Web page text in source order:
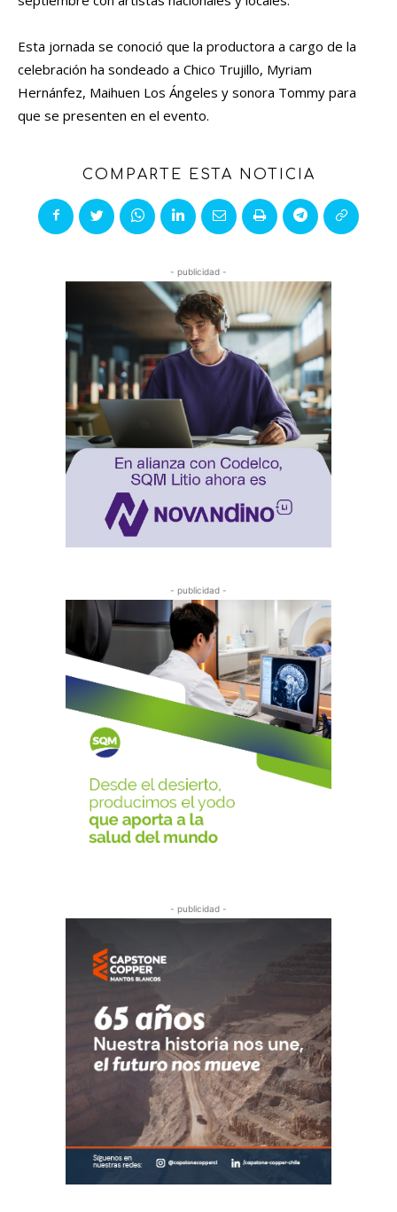
Esta jornada se conoció que la productora a cargo de la
celebración ha sondeado a Chico Trujillo, Myriam
Hernánfez, Maihuen Los Ángeles y sonora Tommy para
que se presenten en el evento.
COMPARTE ESTA NOTICIA
- publicidad -
- publicidad -
- publicidad -